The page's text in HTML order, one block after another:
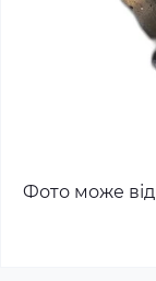
Фото може